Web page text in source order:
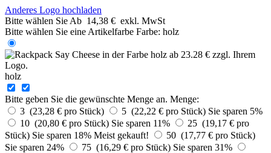
Anderes Logo hochladen
Bitte wählen Sie Ab 14,38 € exkl. MwSt
Bitte wählen Sie eine Artikelfarbe Farbe: holz
holz
Bitte geben Sie die gewünschte Menge an. Menge:
3 (23,28 € pro Stück)
5 (22,22 € pro Stück) Sie sparen 5%
10 (20,80 € pro Stück) Sie sparen 11%
25 (19,17 € pro
Stück) Sie sparen 18% Meist gekauft!
50 (17,77 € pro Stück)
Sie sparen 24%
75 (16,29 € pro Stück) Sie sparen 31%